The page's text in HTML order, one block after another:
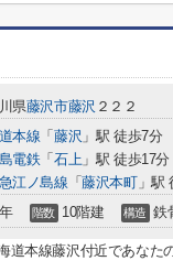
県藤沢市藤沢 ２２２
本線 「 藤沢 」駅 徒歩7分
電鉄「 石上」駅 徒歩17分
江ノ島線 「藤沢本町」駅
階数 10階建 構造 鉄
道本線藤沢付近であなた